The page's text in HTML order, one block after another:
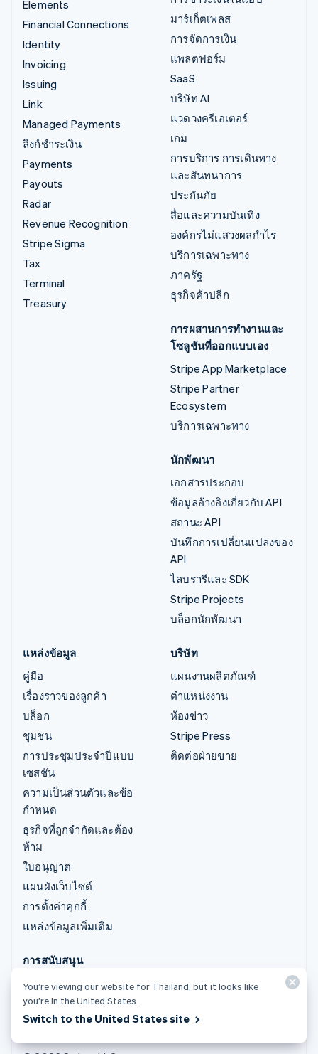
Elements
Financial Connections
Identity
Invoicing
Issuing
Link
Managed Payments
ลิงก์ชำระเงิน
Payments
Payouts
Radar
Revenue Recognition
Stripe Sigma
Tax
Terminal
Treasury
มาร์เก็ตเพลส
การจัดการเงิน
แพลตฟอร์ม
SaaS
บริษัท AI
แวดวงครีเอเตอร์
เกม
การบริการ การเดินทาง
และสันทนาการ
ประกันภัย
สื่อและความบันเทิง
องค์กรไม่แสวงผลกำไร
บริการเฉพาะทาง
ภาครัฐ
ธุรกิจค้าปลีก
การผสานการทำงานและ
โซลูชันที่ออกแบบเอง
Stripe App Marketplace
Stripe Partner
Ecosystem
บริการเฉพาะทาง
นักพัฒนา
เอกสารประกอบ
ข้อมูลอ้างอิงเกี่ยวกับ API
สถานะ API
บันทึกการเปลี่ยนแปลงของ
API
ไลบรารีและ SDK
Stripe Projects
บล็อกนักพัฒนา
แหล่งข้อมูล
คู่มือ
เรื่องราวของลูกค้า
บล็อก
ชุมชน
การประชุมประจำปีแบบ
เซสชัน
ความเป็นส่วนตัวและข้อ
กำหนด
ธุรกิจที่ถูกจำกัดและต้อง
ห้าม
ใบอนุญาต
แผนผังเว็บไซต์
การตั้งค่าคุกกี้
แหล่งข้อมูลเพิ่มเติม
บริษัท
แผนงานผลิตภัณฑ์
ตำแหน่งงาน
ห้องข่าว
Stripe Press
ติดต่อฝ่ายขาย
การสนับสนุน
รับการสนับสนุน
แพ็กเกจการสนับสนุนที่มี
การจัดการ
You’re viewing our website for Thailand, but it looks like
you’re in the United States.
Switch to the United States site